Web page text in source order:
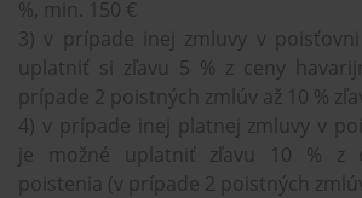
%, min. 150 €
3) v prípade inej zmluvy v
uplatniť si zľavu 5 % z ceny
prípade 2 poistných zmlúv až 10 %
4) v prípade inej platnej zmluvy v
je možné uplatniť zľavu 10 % z
poistenia (v prípade 2 poistných